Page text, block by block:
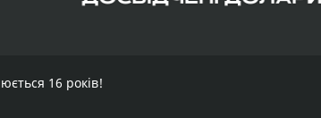
16 років!